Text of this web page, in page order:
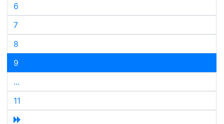
6
7
8
9
...
11